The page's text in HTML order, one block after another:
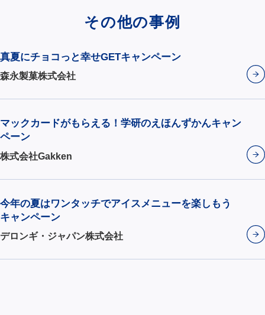
その他の事例
真夏にチョコっと幸せGETキャンペーン
森永製菓株式会社
マックカードがもらえる！学研のえほんずかんキャン
ペーン
株式会社Gakken
今年の夏はワンタッチでアイスメニューを楽しもう
キャンペーン
デロンギ・ジャパン株式会社